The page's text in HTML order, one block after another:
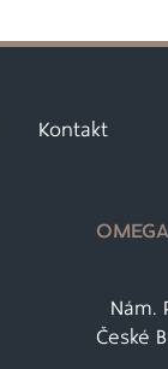
Kontakt
Nám.
České